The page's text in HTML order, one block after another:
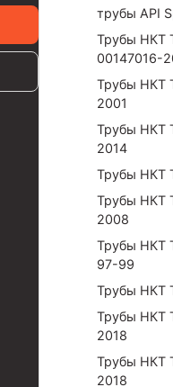
трубы API
Трубы НКТ
00147016-
Трубы НКТ
2001
Трубы НКТ
2014
Трубы НКТ
Трубы НКТ
2008
Трубы НКТ
97-99
Трубы НКТ
Трубы НКТ
2018
Трубы НКТ
2018